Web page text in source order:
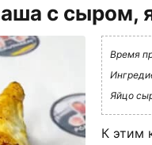
с
Время
Яйцо
К этим